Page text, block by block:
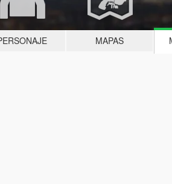
MAPAS